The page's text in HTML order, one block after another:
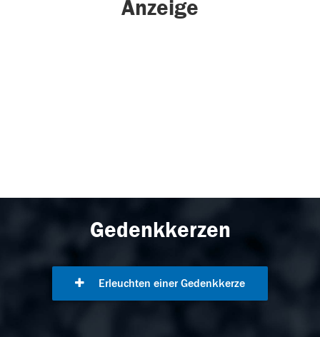
Anzeige
Gedenkkerzen
Erleuchten einer Gedenkkerze